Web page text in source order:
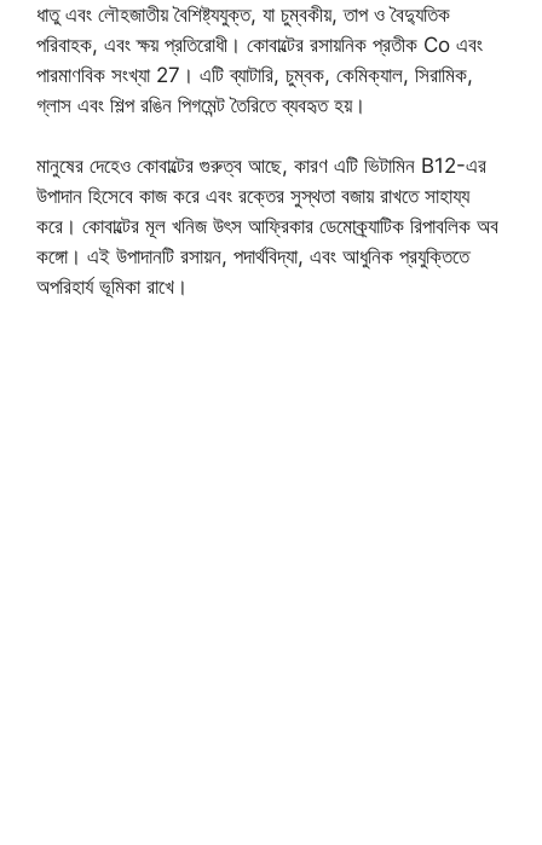
ধাতু এবং লৌহজাতীয় বৈশিষ্ট্যযুক্ত, যা চুম্বকীয়, তাপ ও বৈদ্যুতিক
পরিবাহক, এবং ক্ষয় প্রতিরোধী। কোবাল্টের রসায়নিক প্রতীক Co এবং
পারমাণবিক সংখ্যা 27। এটি ব্যাটারি, চুম্বক, কেমিক্যাল, সিরামিক,
গ্লাস এবং শিল্প রঙিন পিগমেন্ট তৈরিতে ব্যবহৃত হয়।
মানুষের দেহেও কোবাল্টের গুরুত্ব আছে, কারণ এটি ভিটামিন B12-এর
উপাদান হিসেবে কাজ করে এবং রক্তের সুস্থতা বজায় রাখতে সাহায্য
করে। কোবাল্টের মূল খনিজ উৎস আফ্রিকার ডেমোক্র্যাটিক রিপাবলিক অব
কঙ্গো। এই উপাদানটি রসায়ন, পদার্থবিদ্যা, এবং আধুনিক প্রযুক্তিতে
অপরিহার্য ভূমিকা রাখে।